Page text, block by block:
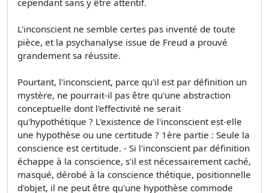
L'inconscient ne semble certes pas inventé de toute
pièce, et la psychanalyse issue de Freud a prouvé
grandement sa réussite.
Pourtant, l'inconscient, parce qu'il est par définition un
mystère, ne pourrait-il pas être qu'une abstraction
conceptuelle dont l'effectivité ne serait
qu'hypothétique ? L'existence de l'inconscient est-elle
une hypothèse ou une certitude ? 1ère partie : Seule la
conscience est certitude. - Si l'inconscient par définition
échappe à la conscience, s'il est nécessairement caché,
masqué, dérobé à la conscience thétique, positionnelle
d'objet, il ne peut être qu'une hypothèse commode